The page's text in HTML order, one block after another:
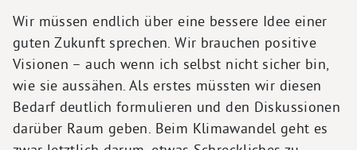
Wir müssen endlich über eine bessere Idee einer
guten Zukunft sprechen. Wir brauchen positive
Visionen – auch wenn ich selbst nicht sicher bin,
wie sie aussähen. Als erstes müssten wir diesen
Bedarf deutlich formulieren und den Diskussionen
darüber Raum geben. Beim Klimawandel geht es